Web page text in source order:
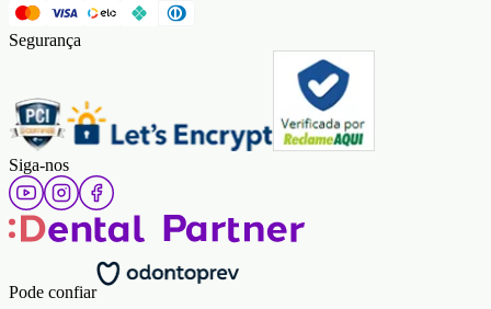
Segurança
Siga-nos
Pode confiar